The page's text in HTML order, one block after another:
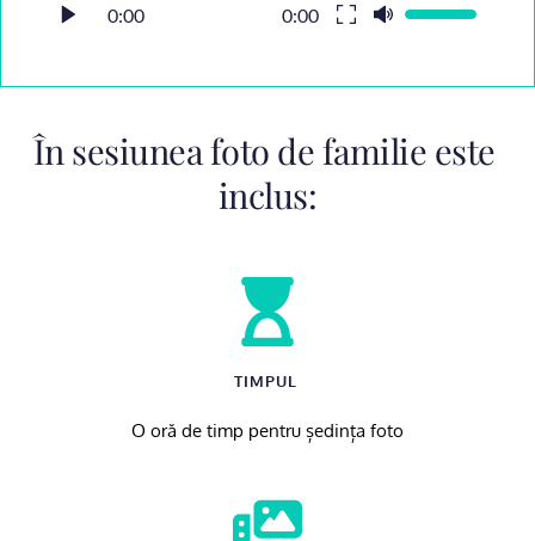
0:00 0:00
În sesiunea foto de familie este
inclus:
TIMPUL
O oră de timp pentru ședința foto